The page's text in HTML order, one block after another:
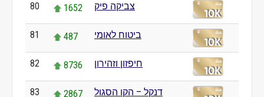
80 1652 צביקה פיק
81 487 ביטוח לאומי
82 8736 חיפזון וזהירון
83 2867 דנקל – הקו הסגול